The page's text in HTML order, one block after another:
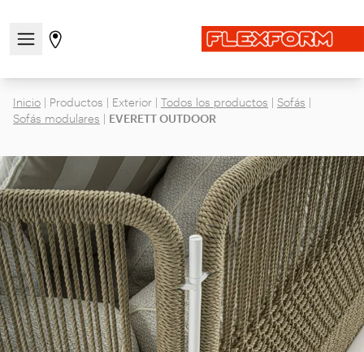
Abre/cierra el menú de navegación
Ir a la página de tiendas
Inicio | Productos | Exterior | Todos los productos | Sofás |
Sofás modulares | EVERETT OUTDOOR